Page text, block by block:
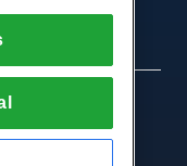
Inc. 회사.